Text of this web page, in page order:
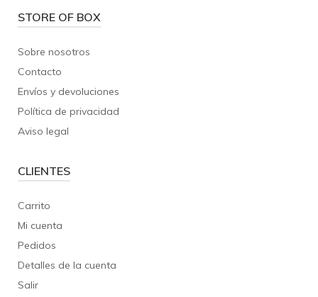
STORE OF BOX
Sobre nosotros
Contacto
Envíos y devoluciones
Política de privacidad
Aviso legal
CLIENTES
Carrito
Mi cuenta
Pedidos
Detalles de la cuenta
Salir